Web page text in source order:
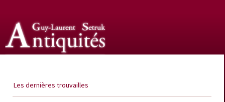
Les dernières trouvailles